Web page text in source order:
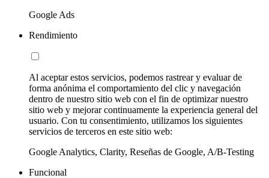
Google Ads
Rendimiento
Al aceptar estos servicios, podemos rastrear y evaluar de
forma anónima el comportamiento del clic y navegación
dentro de nuestro sitio web con el fin de optimizar nuestro
sitio web y mejorar continuamente la experiencia general del
usuario. Con tu consentimiento, utilizamos los siguientes
servicios de terceros en este sitio web:
Google Analytics, Clarity, Reseñas de Google, A/B-Testing
Funcional